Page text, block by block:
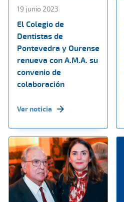
19 junio 2023
El Colegio de
Dentistas de
Pontevedra y Ourense
renueva con A.M.A. su
convenio de
colaboración
Ver noticia